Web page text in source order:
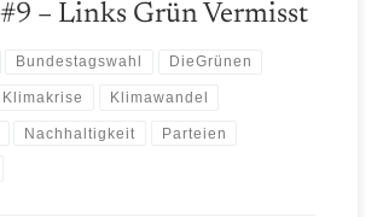
– Links Grün Vermisst
Bundestagswahl DieGrünen
Klimakrise Klimawandel
Nachhaltigkeit Parteien